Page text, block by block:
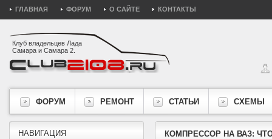
ГЛАВНАЯ ФОРУМ О САЙТЕ КОНТАКТЫ
Клуб владельцев Лада
Самара и Самара 2.
ФОРУМ РЕМОНТ СТАТЬИ СХЕМЫ
КОМПРЕССОР НА ВАЗ:
НАВИГАЦИЯ